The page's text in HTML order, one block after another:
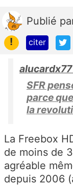
Publié
!
citer
SFR
parce
la
La Freebox
de moins de
agréable
depuis 2006